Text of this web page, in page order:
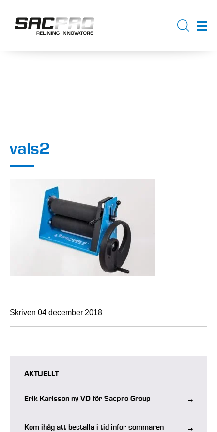
vals2
Skriven 04 december 2018
AKTUELLT
Erik Karlsson ny VD för Sacpro Group
Kom ihåg att beställa i tid inför sommaren